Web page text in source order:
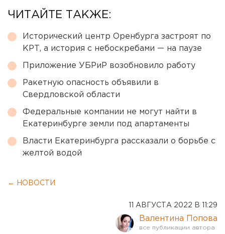
ЧИТАЙТЕ ТАКЖЕ:
Исторический центр Оренбурга застроят по
КРТ, а история с небоскребами — на паузе
Приложение УБРиР возобновило работу
Ракетную опасность объявили в
Свердловской области
Федеральные компании не могут найти в
Екатеринбурге земли под апартаменты
Власти Екатеринбурга рассказали о борьбе с
желтой водой
← НОВОСТИ
11 АВГУСТА 2022 В 11:29
Валентина Попова